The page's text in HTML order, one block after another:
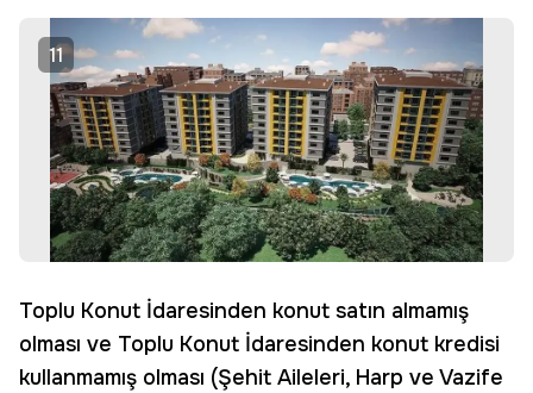
11
Toplu Konut İdaresinden konut satın almamış
olması ve Toplu Konut İdaresinden konut kredisi
kullanmamış olması (Şehit Aileleri, Harp ve Vazife